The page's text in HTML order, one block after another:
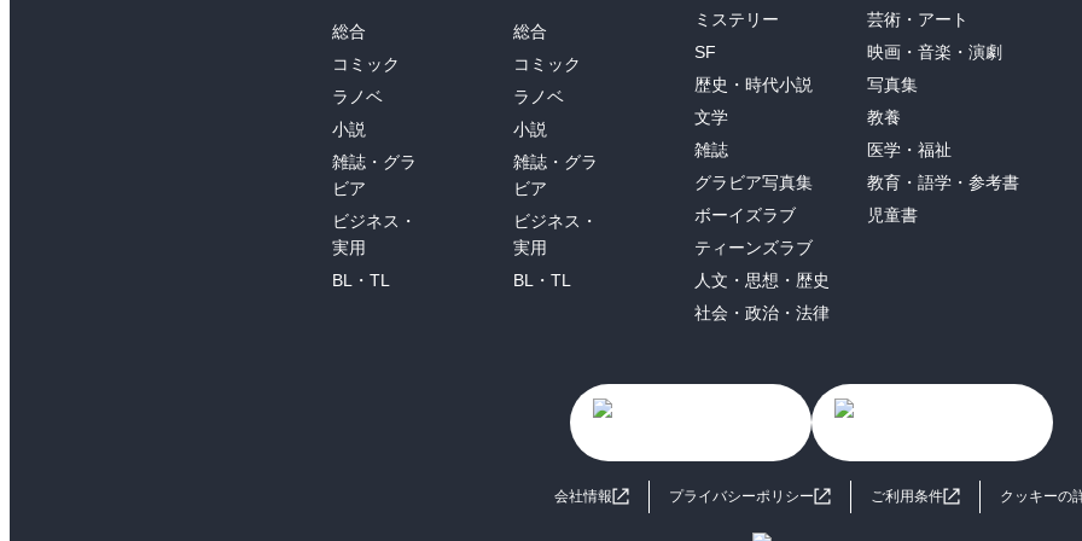
総合
コミック
ラノベ
小説
雑誌・グラ
ビア
ビジネス・
実用
BL・TL
総合
コミック
ラノベ
小説
雑誌・グラ
ビア
ビジネス・
実用
BL・TL
ミステリー
SF
歴史・時代小説
文学
雑誌
グラビア写真集
ボーイズラブ
ティーンズラブ
人文・思想・歴史
社会・政治・法律
芸術・アート
映画・音楽・演劇
写真集
教養
医学・福祉
教育・語学・参考書
児童書
会社情報 プライバシーポリシー ご利用条件 クッキーの